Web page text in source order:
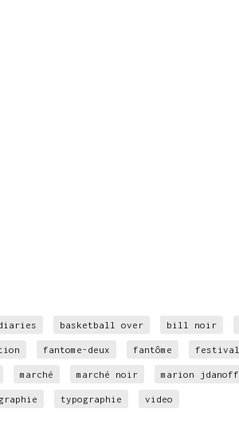
basketball over bill noir
fantome-deux fantôme festival
marché marché noir marion jdanoff
typographie video